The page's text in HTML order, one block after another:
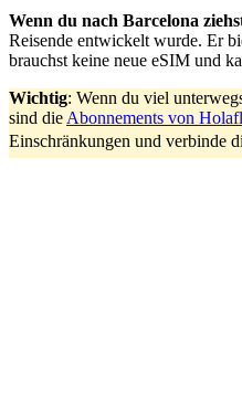
Wenn du nach Barcelona
Reisende entwickelt wurde. Er
brauchst keine neue eSIM und
Wichtig: Wenn du viel
sind die Abonnements von
Einschränkungen und verbinde